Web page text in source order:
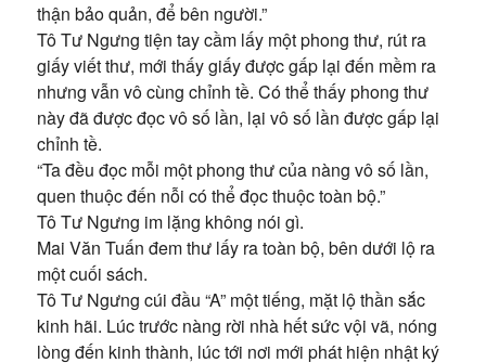
thận bảo quản, để bên người.”
Tô Tư Ngưng tiện tay cầm lấy một phong thư, rút ra
giấy viết thư, mới thấy giấy được gấp lại đến mềm ra
nhưng vẫn vô cùng chỉnh tề. Có thể thấy phong thư
này đã được đọc vô số lần, lại vô số lần được gấp lại
chỉnh tề.
“Ta đều đọc mỗi một phong thư của nàng vô số lần,
quen thuộc đến nỗi có thể đọc thuộc toàn bộ.”
Tô Tư Ngưng im lặng không nói gì.
Mai Văn Tuấn đem thư lấy ra toàn bộ, bên dưới lộ ra
một cuối sách.
Tô Tư Ngưng cúi đầu “A” một tiếng, mặt lộ thần sắc
kinh hãi. Lúc trước nàng rời nhà hết sức vội vã, nóng
lòng đến kinh thành, lúc tới nơi mới phát hiện nhật ký